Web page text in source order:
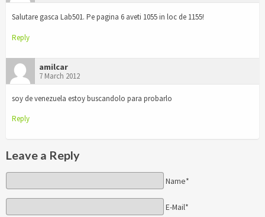
Salutare gasca Lab501. Pe pagina 6 aveti 1055 in loc de 1155!
Reply
amilcar
7 March 2012
soy de venezuela estoy buscandolo para probarlo
Reply
Leave a Reply
Name*
E-Mail*